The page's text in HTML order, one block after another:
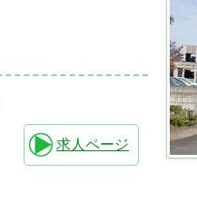
求人ページ